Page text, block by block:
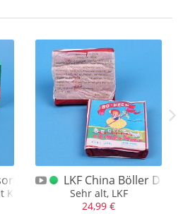
Kartonverpackung
LKF China Böller D
Sehr alt, LKF
24,99 €